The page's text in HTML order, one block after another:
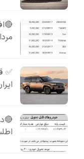
مرداد 1405
✅ قیمت
ایران مشخص
🔴دعوتنامه
اطلس S تحویل فروردین 1405